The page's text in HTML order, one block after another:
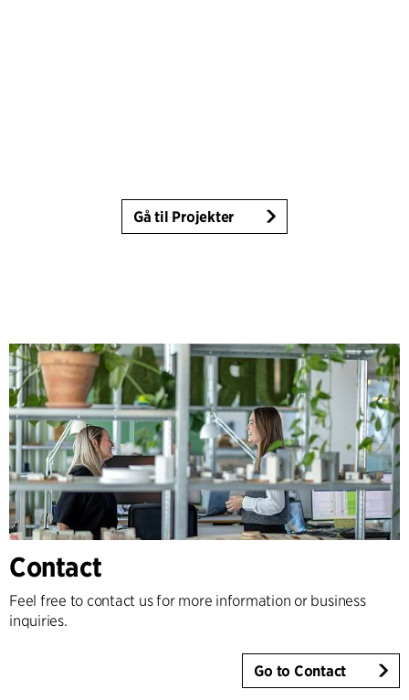
Gå til Projekter
Contact
Feel free to contact us for more information or business
inquiries.
Go to Contact